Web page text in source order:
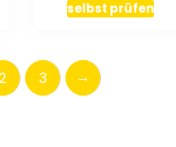
selbst prüfen
2 3 →